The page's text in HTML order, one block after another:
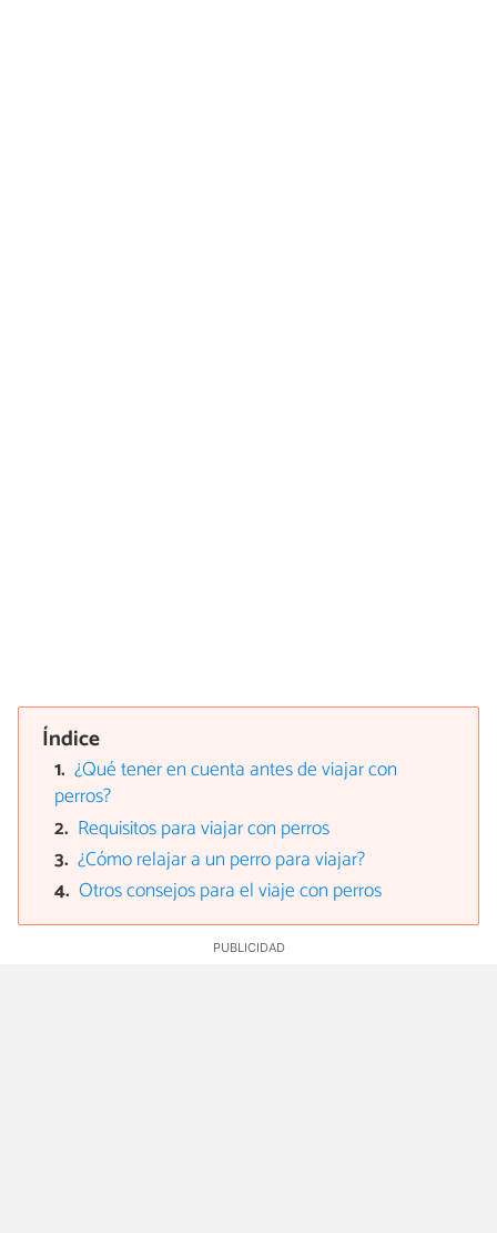
Índice
¿Qué tener en cuenta antes de viajar con
perros?
Requisitos para viajar con perros
¿Cómo relajar a un perro para viajar?
Otros consejos para el viaje con perros